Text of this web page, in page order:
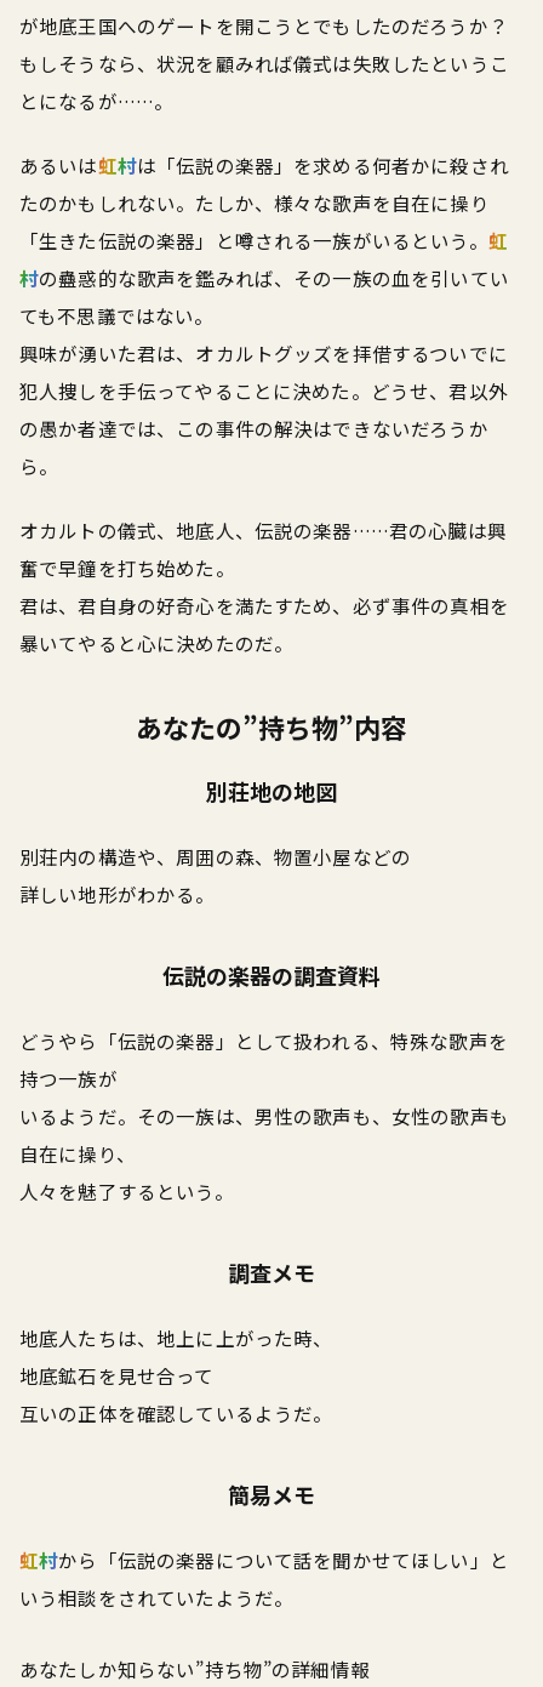
が地底王国へのゲートを開こうとでもしたのだろうか？
もしそうなら、状況を顧みれば儀式は失敗したというこ
とになるが……。
あるいは虹村は「伝説の楽器」を求める何者かに殺され
たのかもしれない。たしか、様々な歌声を自在に操り
「生きた伝説の楽器」と噂される一族がいるという。 虹
村の蠱惑的な歌声を鑑みれば、その一族の血を引いてい
ても不思議ではない。
興味が湧いた君は、オカルトグッズを拝借するついでに
犯人捜しを手伝ってやることに決めた。どうせ、君以外
の愚か者達では、この事件の解決はできないだろうか
ら。
オカルトの儀式、地底人、伝説の楽器……君の心臓は興
奮で早鐘を打ち始めた。
君は、君自身の好奇心を満たすため、必ず事件の真相を
暴いてやると心に決めたのだ。
あなたの”持ち物”内容
別荘地の地図
別荘内の構造や、周囲の森、物置小屋などの
詳しい地形がわかる。
伝説の楽器の調査資料
どうやら「伝説の楽器」として扱われる、特殊な歌声を
持つ一族が
いるようだ。その一族は、男性の歌声も、女性の歌声も
自在に操り、
人々を魅了するという。
調査メモ
地底人たちは、地上に上がった時、
地底鉱石を見せ合って
互いの正体を確認しているようだ。
簡易メモ
虹村から「伝説の楽器について話を聞かせてほしい」と
いう相談をされていたようだ。
あなたしか知らない”持ち物”の詳細情報